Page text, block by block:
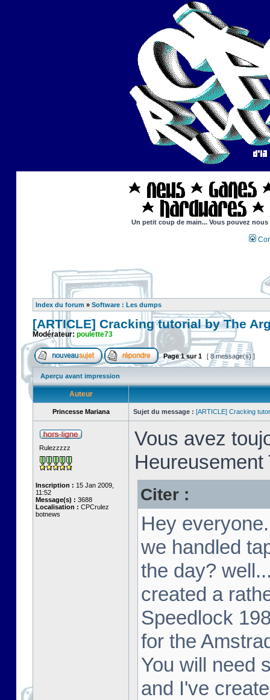
Un petit coup de main... Vous pouvez
Index du forum » Software : Les dumps
[ARTICLE] Cracking tutorial by The
Modérateur: poulette73
Page1sur1 [ 8 message(s) ]
Aperçu avant impression
Auteur
Princesse Mariana Sujet du message : [ARTICLE] Cracking
Rulezzzzz
Inscription : 15 Jan 2009,
11:52
Message(s) : 3688
Localisation : CPCrulez
botnews
Vous avez
Citer :
Hey
we handled
the day?
created a
Speedlock
for the
You will need
and I've